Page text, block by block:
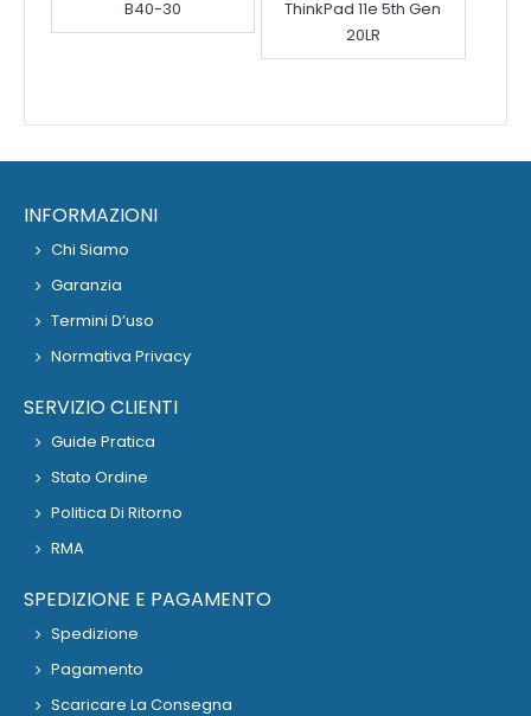
B40-30
ThinkPad 11e 5th Gen
20LR
INFORMAZIONI
Chi Siamo
Garanzia
Termini D’uso
Normativa Privacy
SERVIZIO CLIENTI
Guide Pratica
Stato Ordine
Politica Di Ritorno
RMA
SPEDIZIONE E PAGAMENTO
Spedizione
Pagamento
Scaricare La Consegna